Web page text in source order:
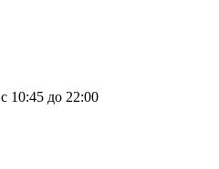
10:45 до 22:00